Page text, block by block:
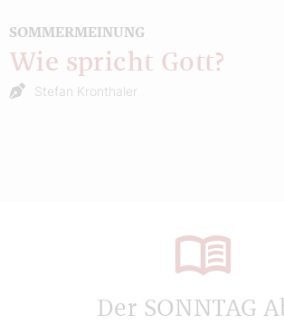
SOMMERMEINUNG
Wie spricht Gott?
Stefan Kronthaler
Der SONNTAG